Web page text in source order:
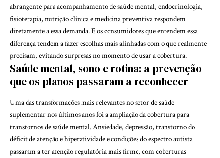
abrangente para acompanhamento de saúde mental, endocrinologia,
fisioterapia, nutrição clínica e medicina preventiva respondem
diretamente a essa demanda. E os consumidores que entendem essa
diferença tendem a fazer escolhas mais alinhadas com o que realmente
precisam, evitando surpresas no momento de usar a cobertura.
Saúde mental, sono e rotina: a prevenção
que os planos passaram a reconhecer
Uma das transformações mais relevantes no setor de saúde
suplementar nos últimos anos foi a ampliação da cobertura para
transtornos de saúde mental. Ansiedade, depressão, transtorno do
déficit de atenção e hiperatividade e condições do espectro autista
passaram a ter atenção regulatória mais firme, com coberturas